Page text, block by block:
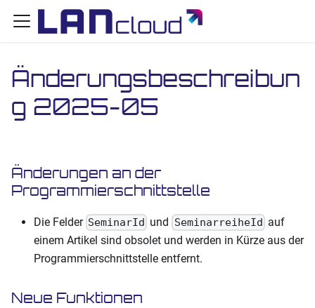
Änderungsbeschreibun
g 2025-05
Änderungen an der
Programmierschnittstelle
Die Felder SeminarId und SeminarreiheId auf
einem Artikel sind obsolet und werden in Kürze aus der
Programmierschnittstelle entfernt.
Neue Funktionen